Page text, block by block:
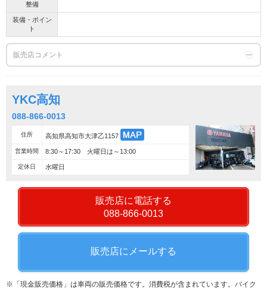
整備
装備・ポイン
ト
販売店コメント
YKC高知
088-866-0013
住所 高知県高知市大津乙1157
営業時間 8:30～17:30 火曜日は～13:00
定休日 水曜日
販売店に電話する
088-866-0013
販売店にメールする
※「現金販売価格」は車両の販売価格です。消費税が含まれています。バイク